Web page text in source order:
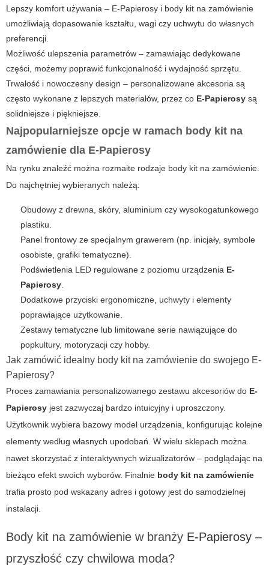
Lepszy komfort używania – E-Papierosy i body kit na zamówienie
umożliwiają dopasowanie kształtu, wagi czy uchwytu do własnych
preferencji.
Możliwość ulepszenia parametrów – zamawiając dedykowane
części, możemy poprawić funkcjonalność i wydajność sprzętu.
Trwałość i nowoczesny design – personalizowane akcesoria są
często wykonane z lepszych materiałów, przez co E-Papierosy są
solidniejsze i piękniejsze.
Najpopularniejsze opcje w ramach body kit na
zamówienie dla E-Papierosy
Na rynku znaleźć można rozmaite rodzaje body kit na zamówienie.
Do najchętniej wybieranych należą:
Obudowy z drewna, skóry, aluminium czy wysokogatunkowego
plastiku.
Panel frontowy ze specjalnym grawerem (np. inicjały, symbole
osobiste, grafiki tematyczne).
Podświetlenia LED regulowane z poziomu urządzenia E-
Papierosy.
Dodatkowe przyciski ergonomiczne, uchwyty i elementy
poprawiające użytkowanie.
Zestawy tematyczne lub limitowane serie nawiązujące do
popkultury, motoryzacji czy hobby.
Jak zamówić idealny body kit na zamówienie do swojego E-
Papierosy?
Proces zamawiania personalizowanego zestawu akcesoriów do E-
Papierosy jest zazwyczaj bardzo intuicyjny i uproszczony.
Użytkownik wybiera bazowy model urządzenia, konfigurując kolejne
elementy według własnych upodobań. W wielu sklepach można
nawet skorzystać z interaktywnych wizualizatorów – podglądając na
bieżąco efekt swoich wyborów. Finalnie body kit na zamówienie
trafia prosto pod wskazany adres i gotowy jest do samodzielnej
instalacji.
Body kit na zamówienie w branży E-Papierosy –
przyszłość czy chwilowa moda?